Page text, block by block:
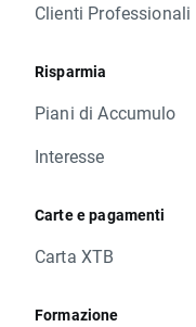
Clienti Professionali
Risparmia
Piani di Accumulo
Interesse
Carte e pagamenti
Carta XTB
Formazione